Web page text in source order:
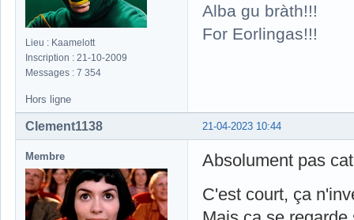
Lieu : Kaamelott
Inscription : 21-10-2009
Messages : 7 354
Alba gu bràth!!!
For Eorlingas!!!
Hors ligne
21-04-2023 10:44
Clement1138
Membre
Absolument pas
C'est court, ça